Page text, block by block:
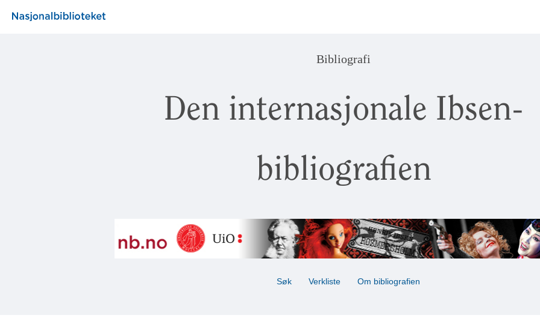
Bibliografi
Den internasjonale Ibsen-
bibliografien
Søk Verkliste Om bibliografien